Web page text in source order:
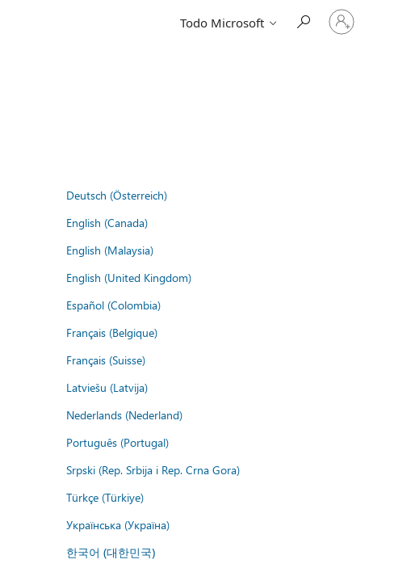
Todo Microsoft
Iniciar
sesión
Deutsch (Österreich)
English (Canada)
English (Malaysia)
English (United Kingdom)
Español (Colombia)
Français (Belgique)
Français (Suisse)
Latviešu (Latvija)
Nederlands (Nederland)
Português (Portugal)
Srpski (Rep. Srbija i Rep. Crna Gora)
Türkçe (Türkiye)
Українська (Україна)
한국어 (대한민국)